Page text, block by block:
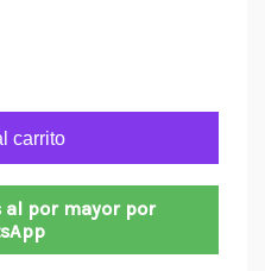
carrito
al por mayor por